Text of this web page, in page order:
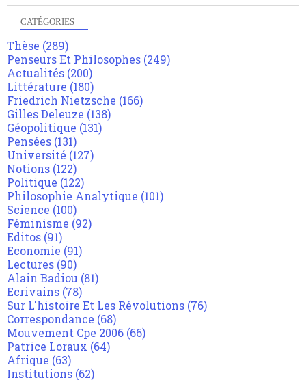
CATÉGORIES
Thèse (289)
Penseurs Et Philosophes (249)
Actualités (200)
Littérature (180)
Friedrich Nietzsche (166)
Gilles Deleuze (138)
Géopolitique (131)
Pensées (131)
Université (127)
Notions (122)
Politique (122)
Philosophie Analytique (101)
Science (100)
Féminisme (92)
Editos (91)
Economie (91)
Lectures (90)
Alain Badiou (81)
Ecrivains (78)
Sur L'histoire Et Les Révolutions (76)
Correspondance (68)
Mouvement Cpe 2006 (66)
Patrice Loraux (64)
Afrique (63)
Institutions (62)